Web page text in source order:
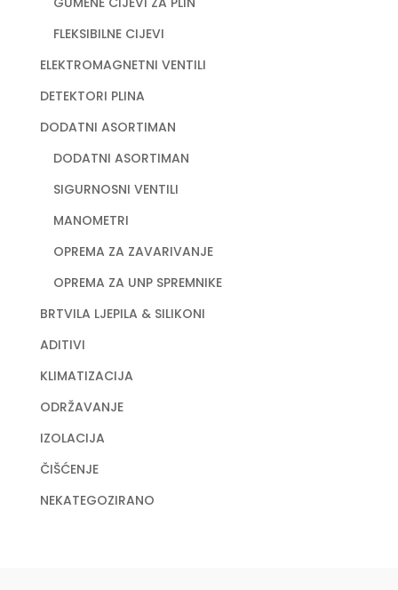
FLEKSIBILNE CIJEVI
ELEKTROMAGNETNI VENTILI
DETEKTORI PLINA
DODATNI ASORTIMAN
DODATNI ASORTIMAN
SIGURNOSNI VENTILI
MANOMETRI
OPREMA ZA ZAVARIVANJE
OPREMA ZA UNP SPREMNIKE
BRTVILA LJEPILA & SILIKONI
ADITIVI
KLIMATIZACIJA
ODRŽAVANJE
IZOLACIJA
ČIŠĆENJE
NEKATEGOZIRANO